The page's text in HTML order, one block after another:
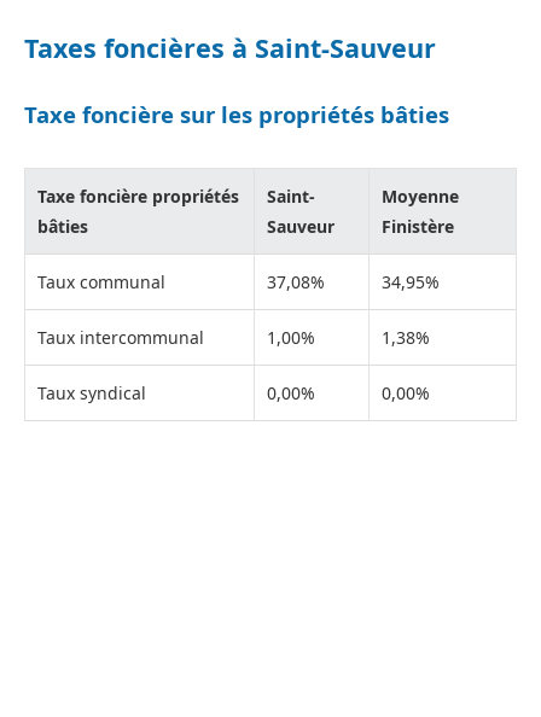
Taxes foncières à Saint-Sauveur
Taxe foncière sur les propriétés bâties
Taxe foncière propriétés
bâties
Saint-
Sauveur
Moyenne
Finistère
Taux communal 37,08% 34,95%
Taux intercommunal 1,00% 1,38%
Taux syndical 0,00% 0,00%